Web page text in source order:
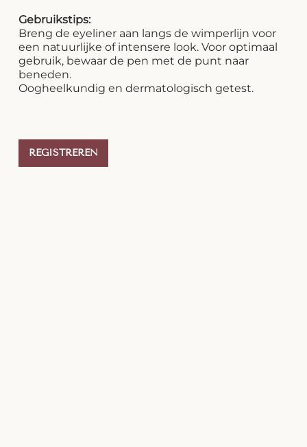
Gebruikstips:
Breng de eyeliner aan langs de wimperlijn voor
een natuurlijke of intensere look. Voor optimaal
gebruik, bewaar de pen met de punt naar
beneden.
Oogheelkundig en dermatologisch getest.
REGISTREREN